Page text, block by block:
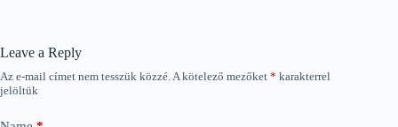
Leave a Reply
Az e-mail címet nem tesszük közzé. A kötelező mezőket * karakterrel
jelöltük